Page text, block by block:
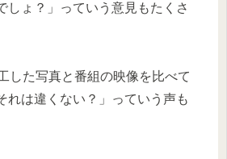
しょ？」っていう意見もたくさ
した写真と番組の映像を比べて
れは違くない？」っていう声も